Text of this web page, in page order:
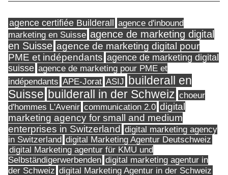
agence certifiée Builderall
agence d'inbound
marketing en Suisse agence de marketing digital
en Suisse agence de marketing digital pour
PME et indépendants agence de marketing digital
suisse agence de marketing pour PME et
indépendants APE-Jorat ASIJ builderall en
Suisse builderall in der Schweiz choeur
d'hommes L'Avenir communication 2.0 digital
marketing agency for small and medium
enterprises in Switzerland digital marketing agency
in Switzerland digital Marketing Agentur Deutschweiz
digital Marketing agentur für KMU und
Selbständigerwerbenden digital marketing agentur in
der Schweiz digital Marketing Agentur in der Schweiz